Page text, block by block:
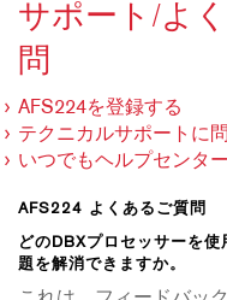
サポート/よ
問
AFS224を登録する
テクニカルサポートに
いつでもヘルプセンター
AFS224 よくあるご質問
どのDBXプロセッサーを
題を解消できますか。